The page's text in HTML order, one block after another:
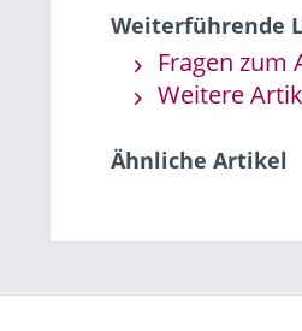
Weiterführende
Fragen zum
Weitere
Ähnliche Artikel